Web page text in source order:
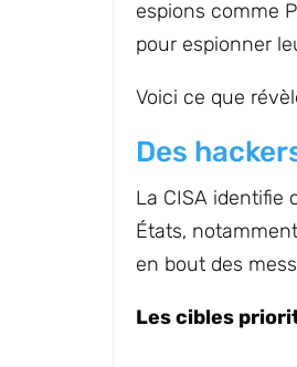
espions comme
pour espionner
Voici ce que
Des
La CISA identifie
États,
en bout des
Les cibles